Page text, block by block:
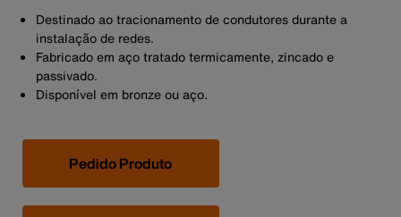
Destinado ao tracionamento de condutores durante a
instalação de redes.
Fabricado em aço tratado termicamente, zincado e
passivado.
Disponível em bronze ou aço.
Pedido Produto